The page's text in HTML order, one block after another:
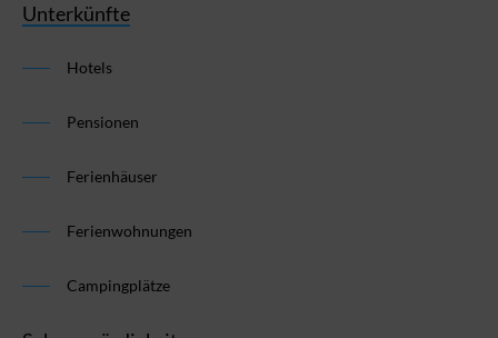
Unterkünfte
Hotels
Pensionen
Ferienhäuser
Ferienwohnungen
Campingplätze